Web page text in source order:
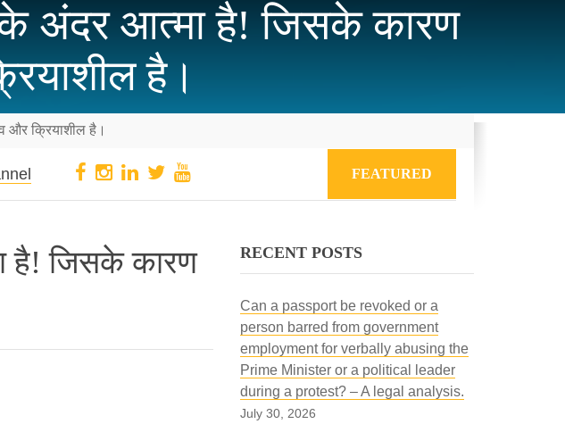
अंदर आत्मा है! जिसके कारण
है।
और क्रियाशील है।
FEATURED
है! जिसके कारण
RECENT POSTS
Can a passport be revoked or a
person barred from government
employment for verbally abusing the
Prime Minister or a political leader
during a protest? – A legal analysis.
July 30, 2026